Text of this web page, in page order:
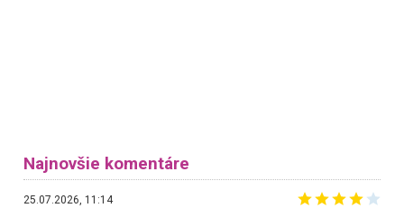
Najnovšie komentáre
25.07.2026, 11:14